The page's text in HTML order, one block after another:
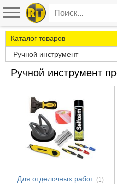
Каталог товаров
Ручной инструмент
Ручной инструмент
Для отделочных работ (1)